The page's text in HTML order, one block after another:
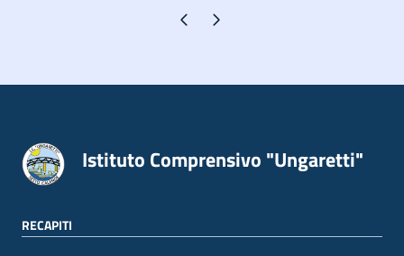
Pagina precedente
Pagina successiva
Istituto Comprensivo "Ungaretti"
RECAPITI